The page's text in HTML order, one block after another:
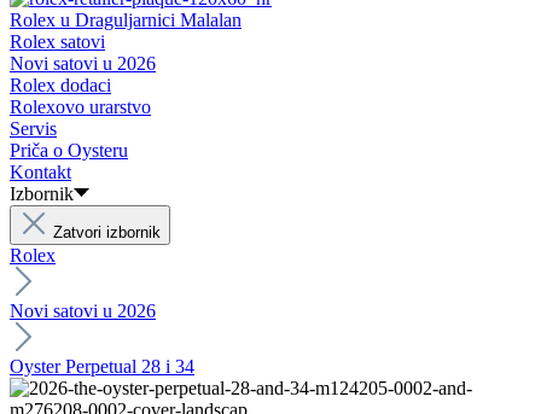
Rolex u Draguljarnici Malalan
Rolex satovi
Novi satovi u 2026
Rolex dodaci
Rolexovo urarstvo
Servis
Priča o Oysteru
Kontakt
Izbornik
Zatvori izbornik
Rolex
Novi satovi u 2026
Oyster Perpetual 28 i 34